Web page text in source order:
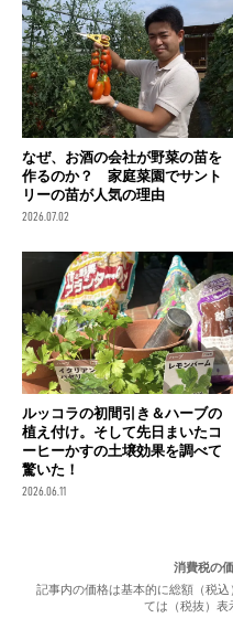
なぜ、お酒の会社が野菜の苗を
作るのか？ 家庭菜園でサント
リーの苗が人気の理由
2026.07.02
ルッコラの初間引き＆ハーブの
植え付け。そして先日まいたコ
ーヒーかすの土壌効果を調べて
驚いた！
2026.06.11
消費税の
記事内の価格は基本的に総額（税
ては（税抜）表